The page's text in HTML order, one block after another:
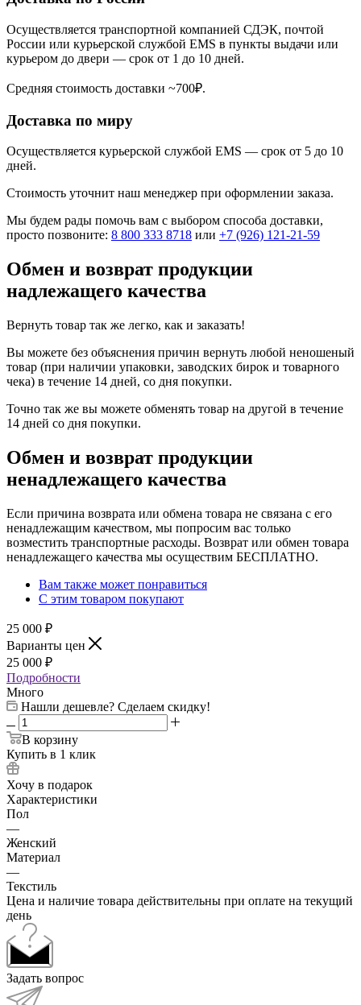
Осуществляется транспортной компанией СДЭК, почтой
России или курьерской службой EMS в пункты выдачи или
курьером до двери — срок от 1 до 10 дней.
Средняя стоимость доставки ~700₽.
Доставка по миру
Осуществляется курьерской службой EMS — срок от 5 до 10
дней.
Стоимость уточнит наш менеджер при оформлении заказа.
Мы будем рады помочь вам с выбором способа доставки,
просто позвоните: 8 800 333 8718 или +7 (926) 121-21-59
Обмен и возврат продукции
надлежащего качества
Вернуть товар так же легко, как и заказать!
Вы можете без объяснения причин вернуть любой неношеный
товар (при наличии упаковки, заводских бирок и товарного
чека) в течение 14 дней, со дня покупки.
Точно так же вы можете обменять товар на другой в течение
14 дней со дня покупки.
Обмен и возврат продукции
ненадлежащего качества
Если причина возврата или обмена товара не связана с его
ненадлежащим качеством, мы попросим вас только
возместить транспортные расходы. Возврат или обмен товара
ненадлежащего качества мы осуществим БЕСПЛАТНО.
Вам также может понравиться
С этим товаром покупают
25 000 ₽
Варианты цен
25 000 ₽
Подробности
Много
Нашли дешевле? Сделаем скидку!
В корзину
Купить в 1 клик
Хочу в подарок
Характеристики
Пол
—
Женский
Материал
—
Текстиль
Цена и наличие товара действительны при оплате на текущий
день
Задать вопрос